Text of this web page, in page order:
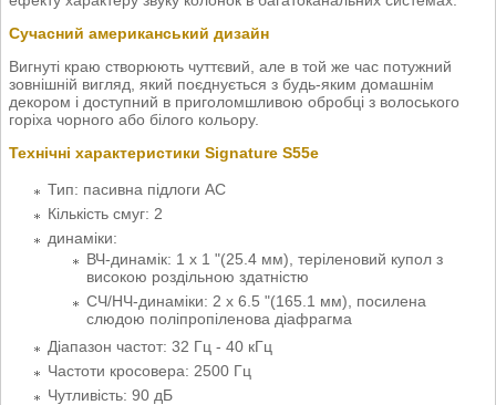
Сучасний американський дизайн
Вигнуті краю створюють чуттєвий, але в той же час потужний
зовнішній вигляд, який поєднується з будь-яким домашнім
декором і доступний в приголомшливою обробці з волоського
горіха чорного або білого кольору.
Технічні характеристики Signature S55e
Тип: пасивна підлоги АС
Кількість смуг: 2
динаміки:
ВЧ-динамік: 1 х 1 "(25.4 мм), теріленовий купол з
високою роздільною здатністю
СЧ/НЧ-динаміки: 2 x 6.5 "(165.1 мм), посилена
слюдою поліпропіленова діафрагма
Діапазон частот: 32 Гц - 40 кГц
Частоти кросовера: 2500 Гц
Чутливість: 90 дБ